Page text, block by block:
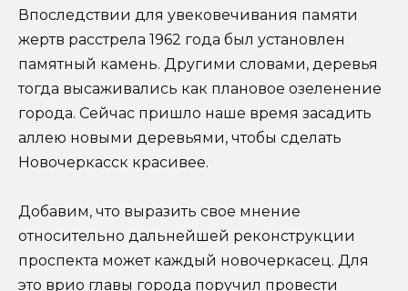
Впоследствии для увековечивания памяти
жертв расстрела 1962 года был установлен
памятный камень. Другими словами, деревья
тогда высаживались как плановое озеленение
города. Сейчас пришло наше время засадить
аллею новыми деревьями, чтобы сделать
Новочеркасск красивее.
Добавим, что выразить свое мнение
относительно дальнейшей реконструкции
проспекта может каждый новочеркасец. Для
это врио главы города поручил провести